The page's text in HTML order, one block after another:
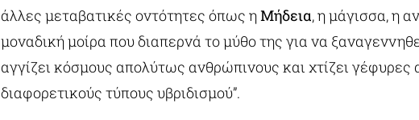
άλλες μεταβατικές οντότητες όπως ηΜήδεια, η μάγισσα, η
μοναδική μοίρα που διαπερνά το μύθο της για να
αγγίζει κόσμους απολύτως ανθρώπινους και χτίζει
διαφορετικούς τύπους υβριδισμού”.